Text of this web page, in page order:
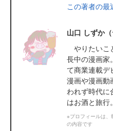
この著者の
山口 しずか
やりたいこ
長中の漫画家
て商業連載デ
漫画や漫画動
われず時代に
はお酒と旅行
※プロフィールは、
の内容です